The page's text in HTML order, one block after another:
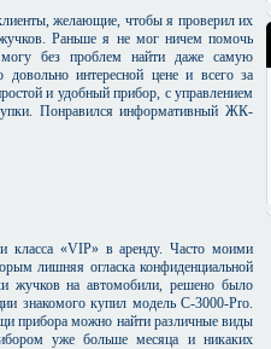
желающие, чтобы я проверил их
Раньше я не мог ничем помочь
без проблем найти даже самую
интересной цене и всего за
и удобный прибор, с управлением
Понравился информативный ЖК-
класса «VIP» в аренду. Часто моими
лишняя огласка конфиденциальной
жучков на автомобили, решено было
знакомого купил модель C-3000-Pro.
прибора можно найти различные виды
уже больше месяца и никаких